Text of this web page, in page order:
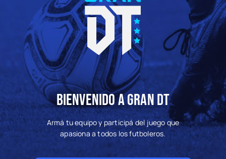
BIENVENIDO A GRAN DT
Armá tu equipo y participá del juego que
apasiona a todos los futboleros.